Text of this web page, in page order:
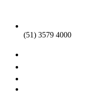
(51) 3579 4000